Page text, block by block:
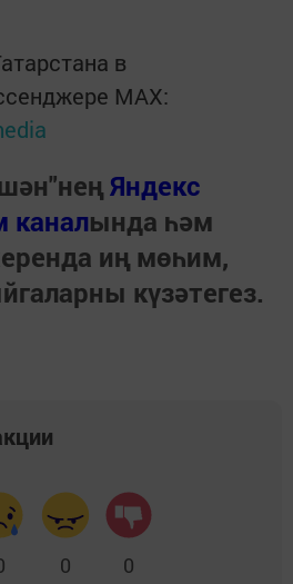
в
MАХ:
Яндекс
каналында һәм
иң мөһим,
күзәтегез.
0 0